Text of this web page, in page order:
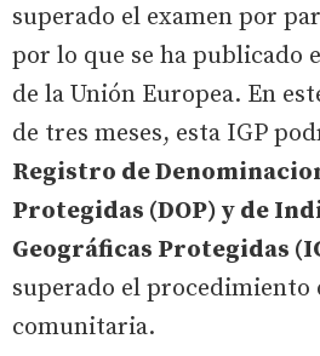
superado el examen por
por lo que se ha publicado
de la Unión Europea. En
de tres meses, esta IGP
Registro de
Protegidas (DOP) y de
Geográficas Protegidas
superado el procedimiento
comunitaria.